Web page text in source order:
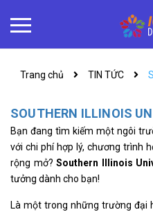
Trang chủ TIN TỨC
SOUTHERN ILLINOIS
Bạn đang tìm kiếm một ngôi
với chi phí hợp lý, chương trình
rộng mở?Southern Illinois
tưởng dành cho bạn!
Là một trong những trường đại